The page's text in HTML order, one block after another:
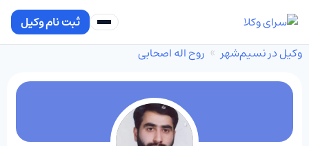
ثبت نام وکیل
وکیل در نسیم‌شهر
روح اله اصحابی